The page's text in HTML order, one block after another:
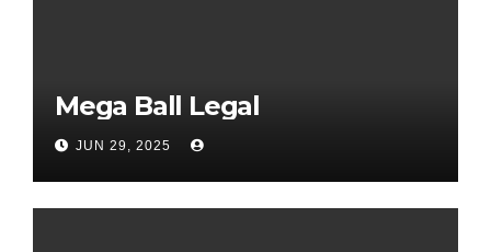
Mega Ball Legal
JUN 29, 2025